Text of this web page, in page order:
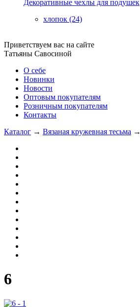
Декоративные чехлы для подушек
хлопок (24)
Приветствуем вас на сайте
Татьяны Савосиной
О себе
Новинки
Новости
Оптовым покупателям
Розничным покупателям
Контакты
Каталог → Вязаная кружевная тесьма →
6